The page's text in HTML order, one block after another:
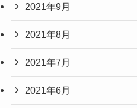
2021年9月
2021年8月
2021年7月
2021年6月